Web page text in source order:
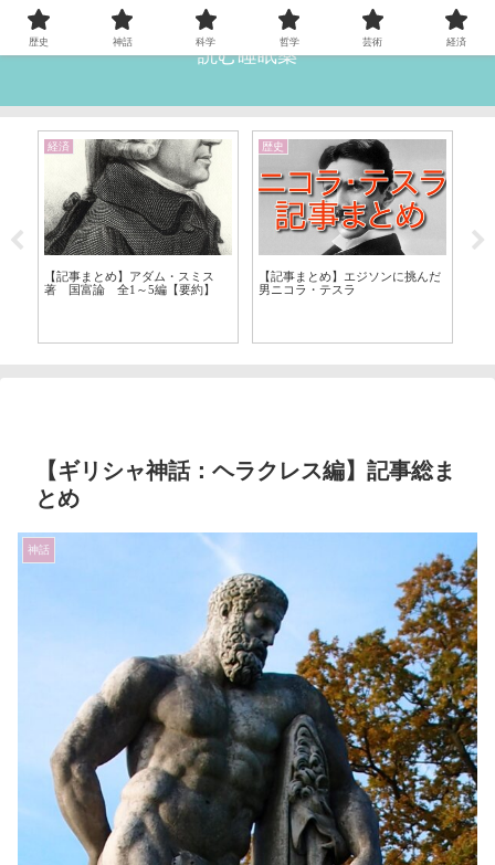
読む睡眠薬
経済
【記事まとめ】アダム・スミス
著 国富論 全1～5編【要約】
歴史
【記事まとめ】エジソンに挑んだ
男ニコラ・テスラ
【ギリシャ神話：ヘラクレス編】記事総ま
とめ
神話
歴史 神話 科学 哲学 芸術 経済